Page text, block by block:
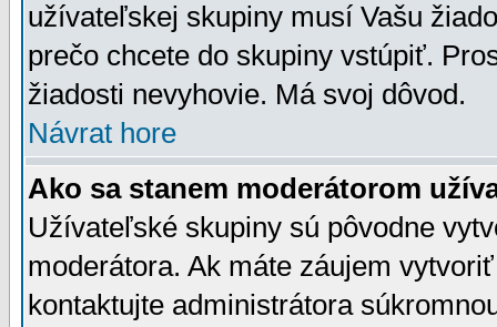
užívateľskej skupiny musí Vašu
prečo chcete do skupiny vstúpiť.
žiadosti nevyhovie. Má svoj dôvod.
Návrat hore
Ako sa stanem moderátorom
Užívateľské skupiny sú pôvodne
moderátora. Ak máte záujem
kontaktujte administrátora